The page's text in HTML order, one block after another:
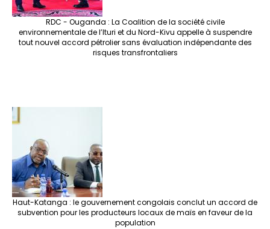
RDC - Ouganda : La Coalition de la société civile
environnementale de l’Ituri et du Nord-Kivu appelle à suspendre
tout nouvel accord pétrolier sans évaluation indépendante des
risques transfrontaliers
Haut-Katanga : le gouvernement congolais conclut un accord de
subvention pour les producteurs locaux de maïs en faveur de la
population